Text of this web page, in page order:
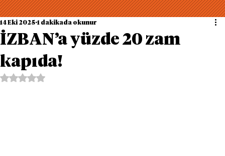
İZBAN’a yüzde 20 zam
kapıda!
14 Eki 2025 1 dakikada okunur
5 üzerinden NaN yıldız